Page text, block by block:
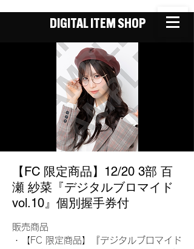
DIGITAL ITEM SHOP
【FC 限定商品】12/20 3部 百
瀬 紗菜『デジタルブロマイド
vol.10』個別握手券付
販売商品
・【FC 限定商品】『デジタルブロマイド